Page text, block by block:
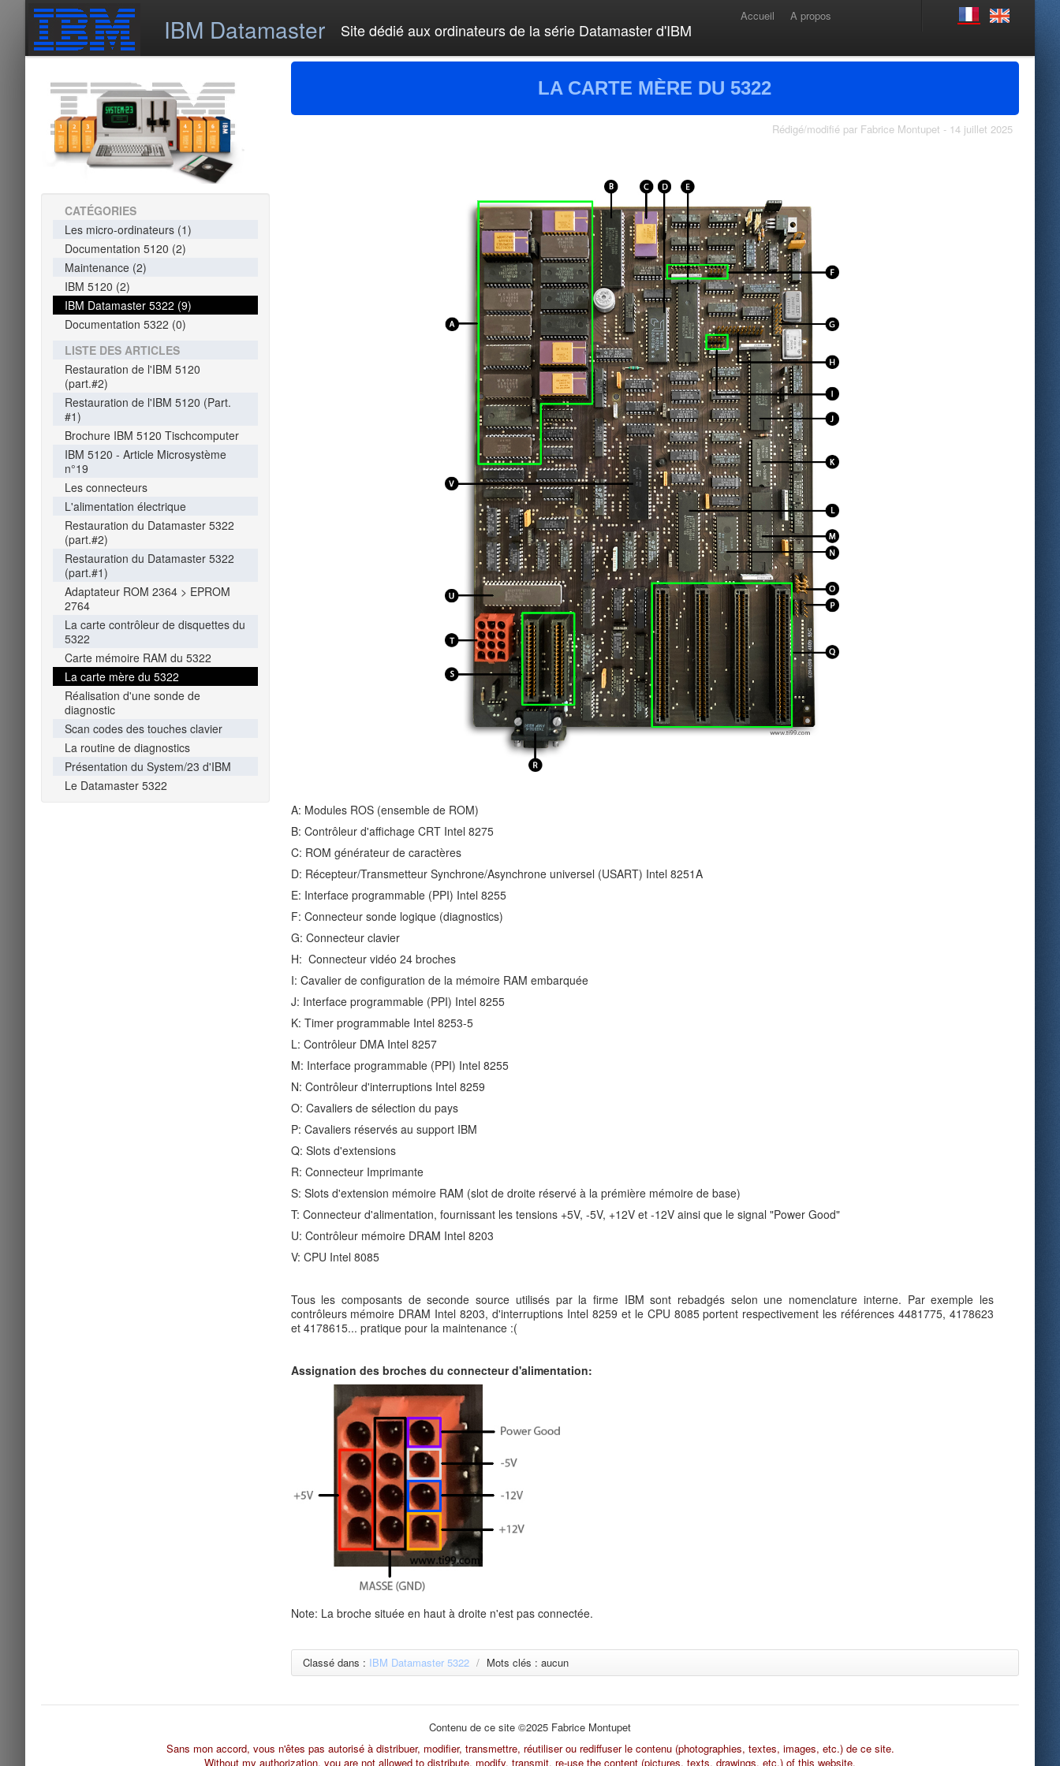
IBM Datamaster Site dédié aux ordinateurs de la série Datamaster d'IBM
Accueil A propos
CATÉGORIES
Les micro-ordinateurs (1)
Documentation 5120 (2)
Maintenance (2)
IBM 5120 (2)
IBM Datamaster 5322 (9)
Documentation 5322 (0)
LISTE DES ARTICLES
Restauration de l'IBM 5120
(part.#2)
Restauration de l'IBM 5120 (Part.
#1)
Brochure IBM 5120 Tischcomputer
IBM 5120 - Article Microsystème
n°19
Les connecteurs
L'alimentation électrique
Restauration du Datamaster 5322
(part.#2)
Restauration du Datamaster 5322
(part.#1)
Adaptateur ROM 2364 > EPROM
2764
La carte contrôleur de disquettes du
5322
Carte mémoire RAM du 5322
La carte mère du 5322
Réalisation d'une sonde de
diagnostic
Scan codes des touches clavier
La routine de diagnostics
Présentation du System/23 d'IBM
Le Datamaster 5322
LA CARTE MÈRE DU 5322
Rédigé/modifié par Fabrice Montupet - 14 juillet 2025
A: Modules ROS (ensemble de ROM)
B: Contrôleur d'affichage CRT Intel 8275
C: ROM générateur de caractères
D: Récepteur/Transmetteur Synchrone/Asynchrone universel (USART) Intel 8251A
E: Interface programmable (PPI) Intel 8255
F: Connecteur sonde logique (diagnostics)
G: Connecteur clavier
H: Connecteur vidéo 24 broches
I: Cavalier de configuration de la mémoire RAM embarquée
J: Interface programmable (PPI) Intel 8255
K: Timer programmable Intel 8253-5
L: Contrôleur DMA Intel 8257
M: Interface programmable (PPI) Intel 8255
N: Contrôleur d'interruptions Intel 8259
O: Cavaliers de sélection du pays
P: Cavaliers réservés au support IBM
Q: Slots d'extensions
R: Connecteur Imprimante
S: Slots d'extension mémoire RAM (slot de droite réservé à la prémière mémoire de base)
T: Connecteur d'alimentation, fournissant les tensions +5V, -5V, +12V et -12V ainsi que le signal "Power Good"
U: Contrôleur mémoire DRAM Intel 8203
V: CPU Intel 8085
Tous les composants de seconde source utilisés par la firme IBM sont rebadgés selon une nomenclature interne. Par exemple les
contrôleurs mémoire DRAM Intel 8203, d'interruptions Intel 8259 et le CPU 8085 portent respectivement les références 4481775, 4178623
et 4178615... pratique pour la maintenance :(
Assignation des broches du connecteur d'alimentation:
Note: La broche située en haut à droite n'est pas connectée.
Classé dans : IBM Datamaster 5322 / Mots clés : aucun
Contenu de ce site ©2025 Fabrice Montupet
Sans mon accord, vous n'êtes pas autorisé à distribuer, modifier, transmettre, réutiliser ou rediffuser le contenu (photographies, textes, images, etc.) de ce site.
Without my authorization, you are not allowed to distribute, modify, transmit, re-use the content (pictures, texts, drawings, etc.) of this website.